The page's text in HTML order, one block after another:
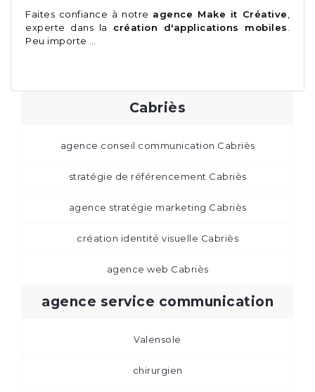
Faites confiance à notre agence Make it Créative
experte dans la création d'applications mobiles
Peu importe …
Cabriès
agence conseil communication Cabriès
stratégie de référencement Cabriès
agence stratégie marketing Cabriès
création identité visuelle Cabriès
agence web Cabriès
agence service communication
Valensole
chirurgien